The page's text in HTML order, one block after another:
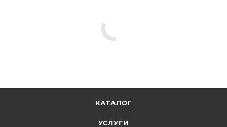
КАТАЛОГ
УСЛУГИ